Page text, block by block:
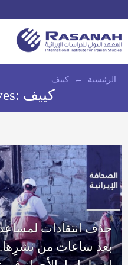
الرئيسية ← كييف
كييف
حذف انتقادات لمساعد
بعد ساعات من